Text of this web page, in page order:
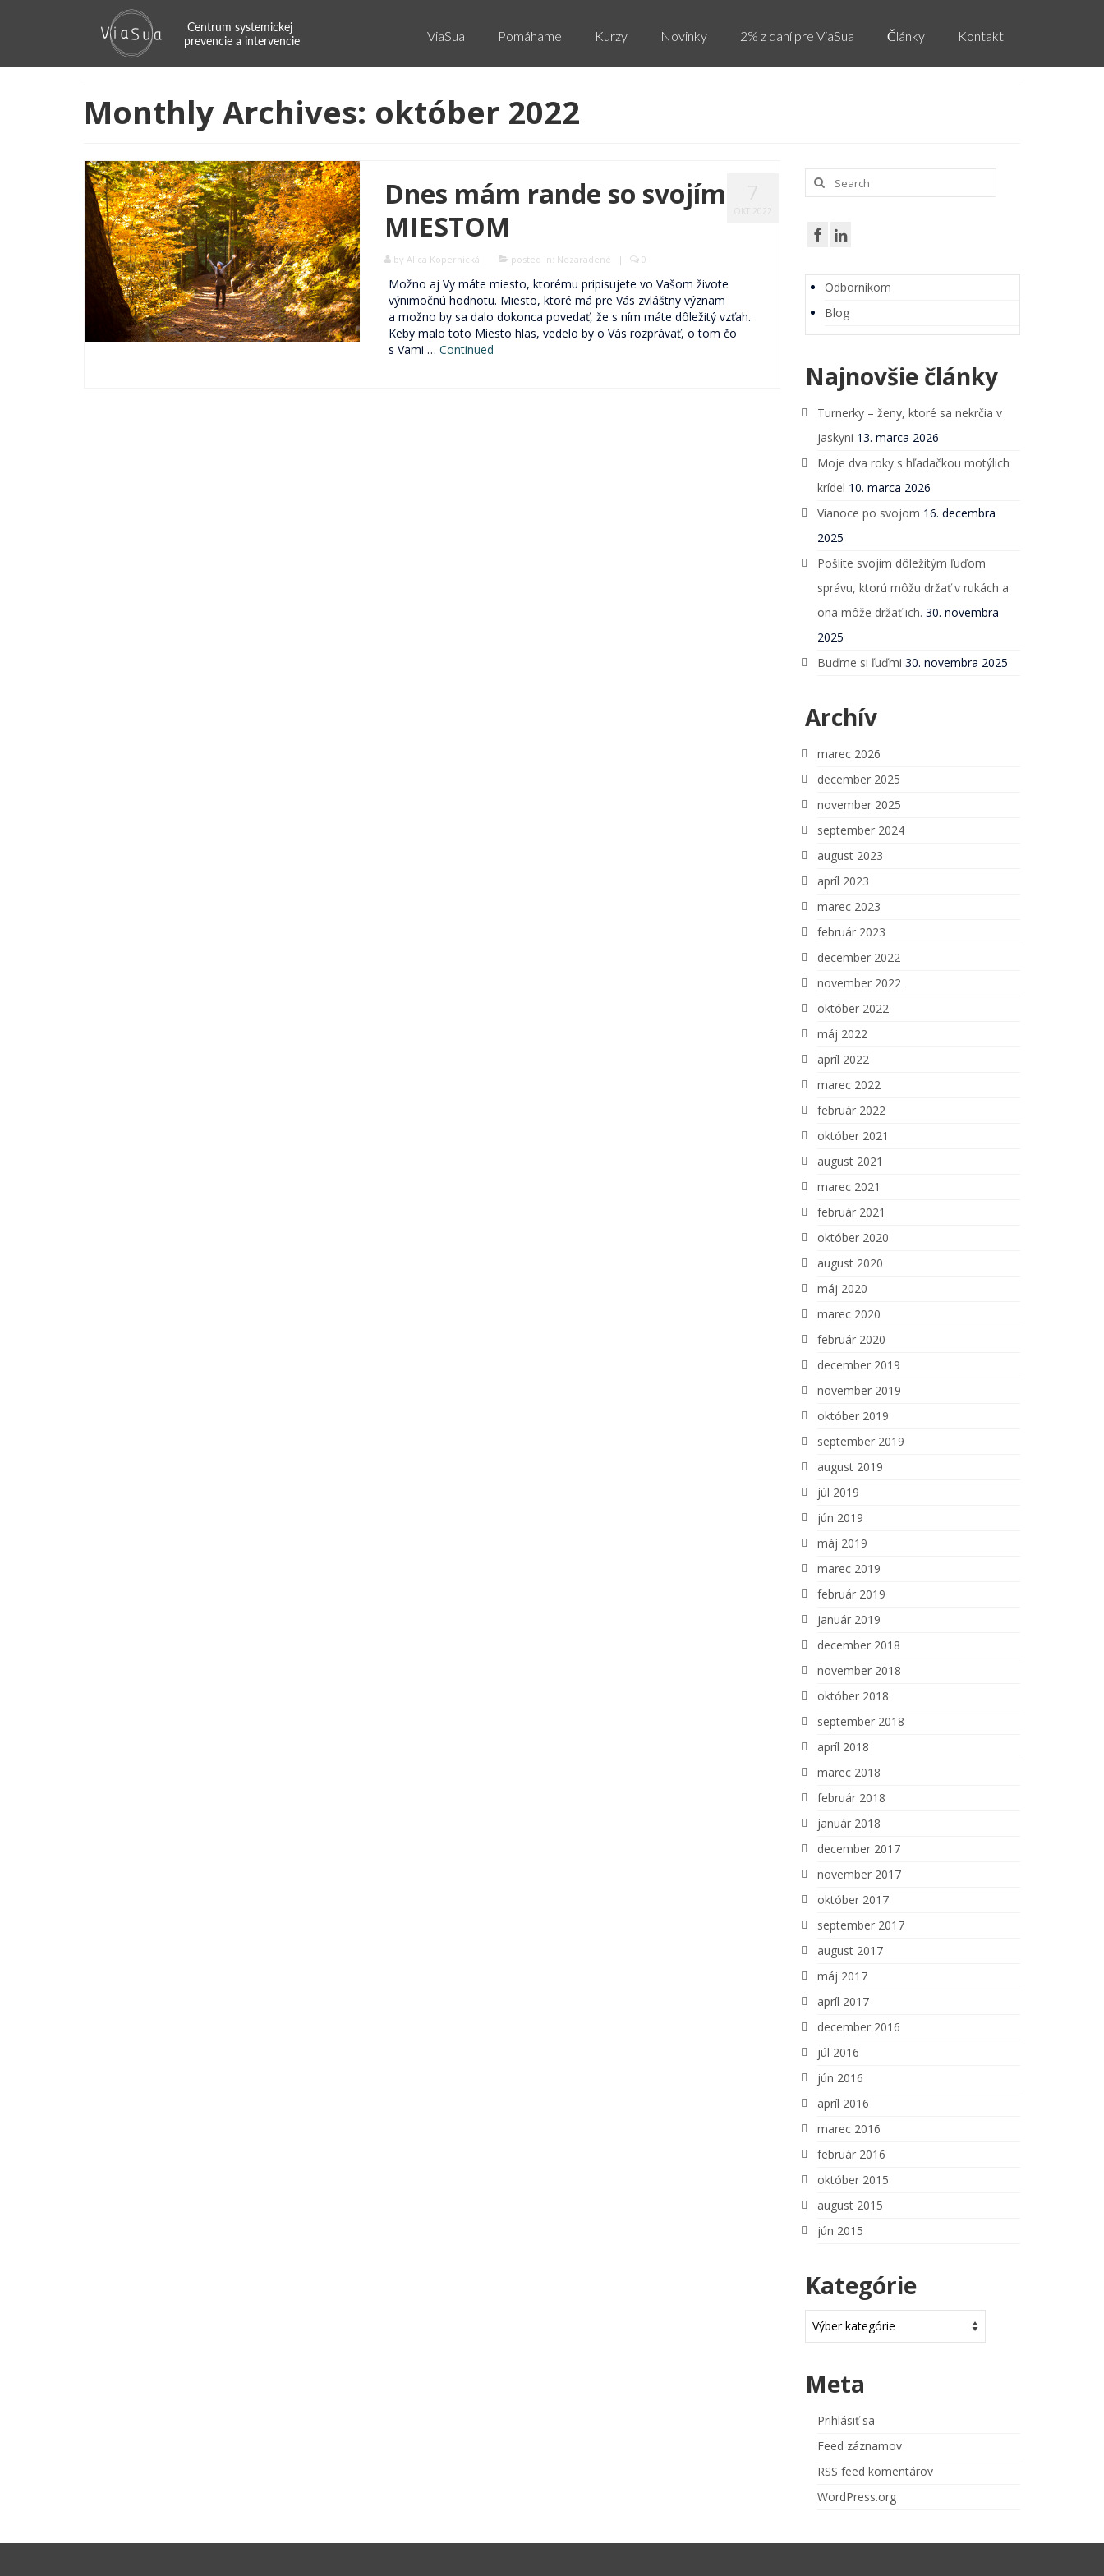
ViaSua Pomáhame Kurzy Novinky 2% z daní pre ViaSua Články Kontakt
Monthly Archives: október 2022
Dnes mám rande so svojím
MIESTOM
by Alica Kopernická | posted in: Nezaradené | 0
Možno aj Vy máte miesto, ktorému pripisujete vo Vašom živote
výnimočnú hodnotu. Miesto, ktoré má pre Vás zvláštny význam
a možno by sa dalo dokonca povedať, že s ním máte dôležitý vzťah.
Keby malo toto Miesto hlas, vedelo by o Vás rozprávať, o tom čo
s Vami … Continued
Search
for:
Odborníkom
Blog
Najnovšie články
Turnerky – ženy, ktoré sa nekrčia v
jaskyni 13. marca 2026
Moje dva roky s hľadačkou motýlich
krídel 10. marca 2026
Vianoce po svojom 16. decembra
2025
Pošlite svojim dôležitým ľuďom
správu, ktorú môžu držať v rukách a
ona môže držať ich. 30. novembra
2025
Buďme si ľuďmi 30. novembra 2025
Archív
marec 2026
december 2025
november 2025
september 2024
august 2023
apríl 2023
marec 2023
február 2023
december 2022
november 2022
október 2022
máj 2022
apríl 2022
marec 2022
február 2022
október 2021
august 2021
marec 2021
február 2021
október 2020
august 2020
máj 2020
marec 2020
február 2020
december 2019
november 2019
október 2019
september 2019
august 2019
júl 2019
jún 2019
máj 2019
marec 2019
február 2019
január 2019
december 2018
november 2018
október 2018
september 2018
apríl 2018
marec 2018
február 2018
január 2018
december 2017
november 2017
október 2017
september 2017
august 2017
máj 2017
apríl 2017
december 2016
júl 2016
jún 2016
apríl 2016
marec 2016
február 2016
október 2015
august 2015
jún 2015
Kategórie
Meta
Prihlásiť sa
Feed záznamov
RSS feed komentárov
WordPress.org